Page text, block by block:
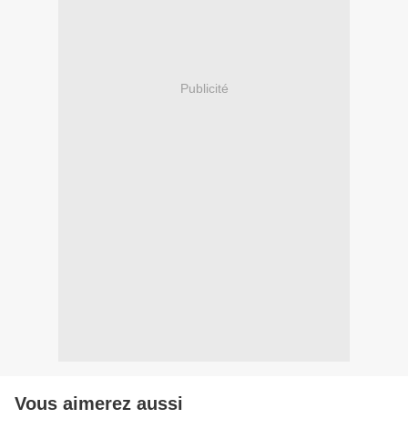
Publicité
Vous aimerez aussi